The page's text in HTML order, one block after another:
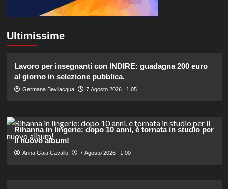
Ultimissime
Lavoro per insegnanti con INDIRE: guadagna 200 euro
al giorno in selezione pubblica.
Germana Bevilacqua 7 Agosto 2026 : 1:05
Rihanna in lingerie: dopo 10 anni, è tornata in studio per
il nuovo album!
Anna Gaia Cavallo 7 Agosto 2026 : 1:00